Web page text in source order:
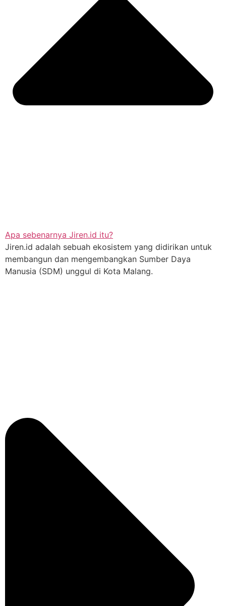
Apa sebenarnya Jiren.id itu?
Jiren.id adalah sebuah ekosistem yang didirikan untuk
membangun dan mengembangkan Sumber Daya
Manusia (SDM) unggul di Kota Malang.